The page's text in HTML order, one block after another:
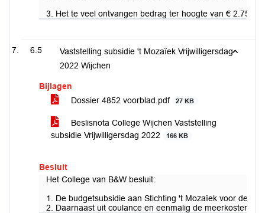
3. Het te veel ontvangen bedrag ter hoogte van € 2.750
6.5
Vaststelling subsidie 't Mozaïek Vrijwilligersdag
2022 Wijchen
Bijlagen
Dossier 4852 voorblad.pdf
27 KB
Beslisnota College Wijchen Vaststelling
subsidie Vrijwilligersdag 2022
166 KB
Besluit
Het College van B&W besluit:
1. De budgetsubsidie aan Stichting 't Mozaïek voor de
2. Daarnaast uit coulance en eenmalig de meerkosten